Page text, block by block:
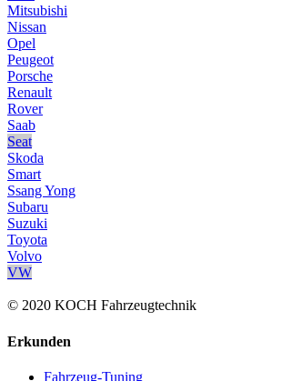
Mitsubishi
Nissan
Opel
Peugeot
Porsche
Renault
Rover
Saab
Seat
Skoda
Smart
Ssang Yong
Subaru
Suzuki
Toyota
Volvo
VW
© 2020 KOCH Fahrzeugtechnik
Erkunden
Fahrzeug-Tuning